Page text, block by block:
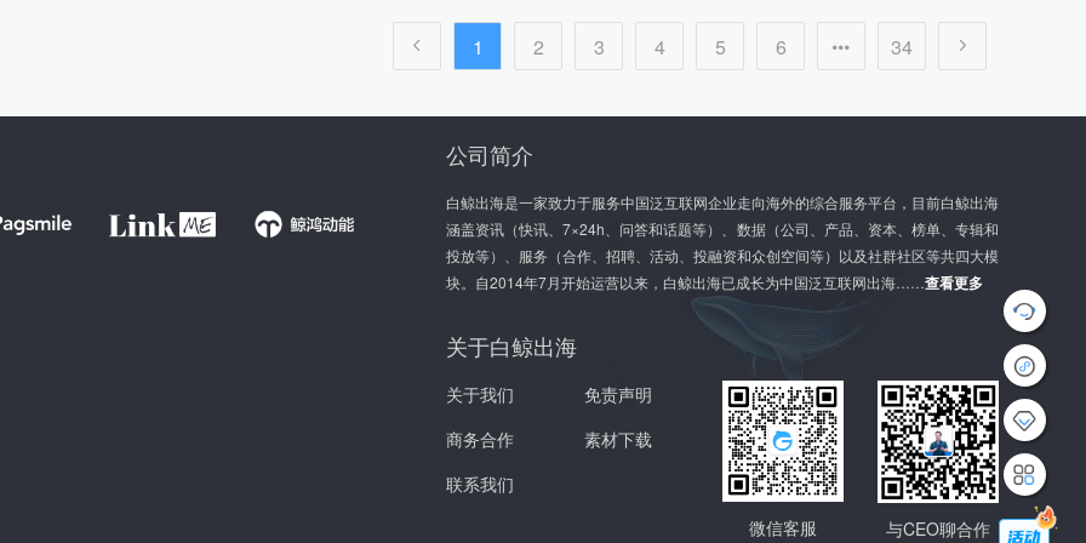
1 2 3 4 5 6 34
G
l
o
b
a
l
G
r
o
t
公司简介
白鲸出海是一家致力于服务中国泛互联网企业走向海外的综合服务平台，目前白鲸出海
涵盖资讯（快讯、7×24h、问答和话题等）、数据（公司、产品、资本、榜单、专辑和
投放等）、服务（合作、招聘、活动、投融资和众创空间等）以及社群社区等共四大模
块。自2014年7月开始运营以来，白鲸出海已成长为中国泛互联网出海……查看更多
关于白鲸出海
关于我们
免责声明
商务合作
素材下载
联系我们
微信客服
与CEO聊合作